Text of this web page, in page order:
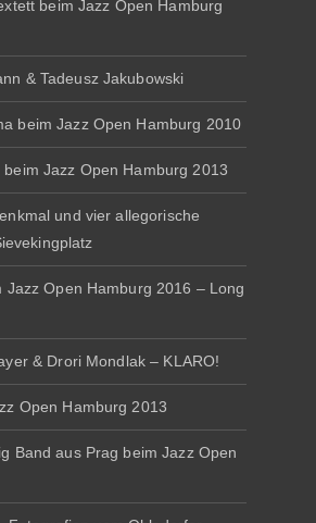
beim Jazz Open Hamburg
& Tadeusz Jakubowski
beim Jazz Open Hamburg 2010
Jazz Open Hamburg 2013
und vier allegorische
Jazz Open Hamburg 2016 – Long
& Drori Mondlak – KLARO!
Open Hamburg 2013
Band aus Prag beim Jazz Open